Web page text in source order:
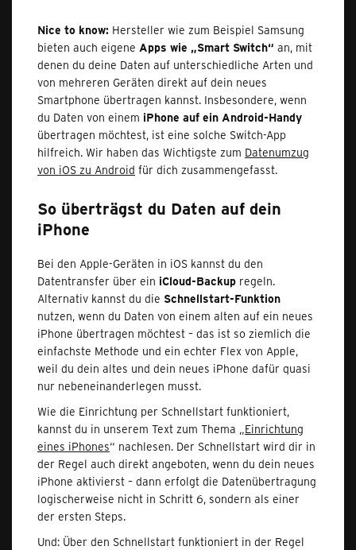
Nice to know: Hersteller wie zum Beispiel Samsung
bieten auch eigene Apps wie „Smart Switch“ an, mit
denen du deine Daten auf unterschiedliche Arten und
von mehreren Geräten direkt auf dein neues
Smartphone übertragen kannst. Insbesondere, wenn
du Daten von einem iPhone auf ein Android-Handy
übertragen möchtest, ist eine solche Switch-App
hilfreich. Wir haben das Wichtigste zum Datenumzug
von iOS zu Android für dich zusammengefasst.
So überträgst du Daten auf dein
iPhone
Bei den Apple-Geräten in iOS kannst du den
Datentransfer über ein iCloud-Backup regeln.
Alternativ kannst du die Schnellstart-Funktion
nutzen, wenn du Daten von einem alten auf ein neues
iPhone übertragen möchtest – das ist so ziemlich die
einfachste Methode und ein echter Flex von Apple,
weil du dein altes und dein neues iPhone dafür quasi
nur nebeneinanderlegen musst.
Wie die Einrichtung per Schnellstart funktioniert,
kannst du in unserem Text zum Thema „Einrichtung
eines iPhones“ nachlesen. Der Schnellstart wird dir in
der Regel auch direkt angeboten, wenn du dein neues
iPhone aktivierst – dann erfolgt die Datenübertragung
logischerweise nicht in Schritt 6, sondern als einer
der ersten Steps.
Und: Über den Schnellstart funktioniert in der Regel